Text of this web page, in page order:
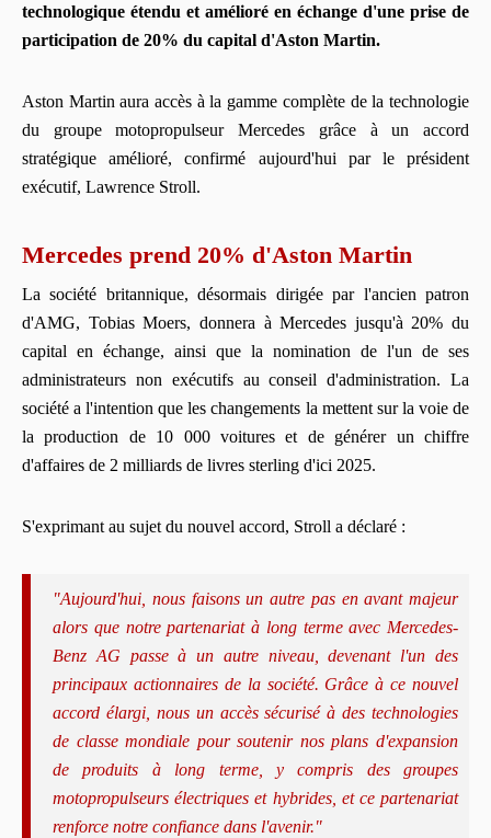
technologique étendu et amélioré en échange d'une prise de
participation de 20% du capital d'Aston Martin.
Aston Martin aura accès à la gamme complète de la technologie
du groupe motopropulseur Mercedes grâce à un accord
stratégique amélioré, confirmé aujourd'hui par le président
exécutif, Lawrence Stroll.
Mercedes prend 20% d'Aston Martin
La société britannique, désormais dirigée par l'ancien patron
d'AMG, Tobias Moers, donnera à Mercedes jusqu'à 20% du
capital en échange, ainsi que la nomination de l'un de ses
administrateurs non exécutifs au conseil d'administration. La
société a l'intention que les changements la mettent sur la voie de
la production de 10 000 voitures et de générer un chiffre
d'affaires de 2 milliards de livres sterling d'ici 2025.
S'exprimant au sujet du nouvel accord, Stroll a déclaré :
"Aujourd'hui, nous faisons un autre pas en avant majeur
alors que notre partenariat à long terme avec Mercedes-
Benz AG passe à un autre niveau, devenant l'un des
principaux actionnaires de la société. Grâce à ce nouvel
accord élargi, nous un accès sécurisé à des technologies
de classe mondiale pour soutenir nos plans d'expansion
de produits à long terme, y compris des groupes
motopropulseurs électriques et hybrides, et ce partenariat
renforce notre confiance dans l'avenir."